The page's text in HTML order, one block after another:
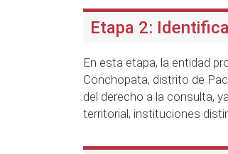
Etapa 2:
En esta etapa, la entidad
Conchopata, distrito de
del derecho a la consulta,
territorial, instituciones